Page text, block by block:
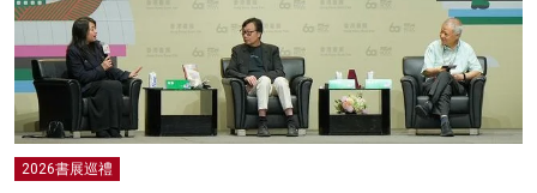
2026書展巡禮